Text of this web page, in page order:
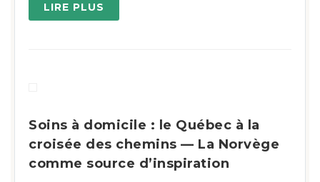
LIRE PLUS
Soins à domicile : le Québec à la
croisée des chemins — La Norvège
comme source d’inspiration